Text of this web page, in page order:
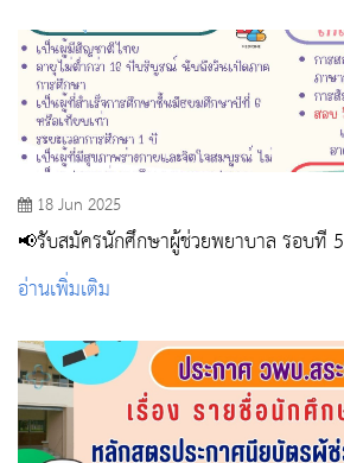
18 Jun 2025
📢รับสมัครนักศึกษาผู้ช่วยพยาบาล รอบที่ 5
อ่านเพิ่มเติม